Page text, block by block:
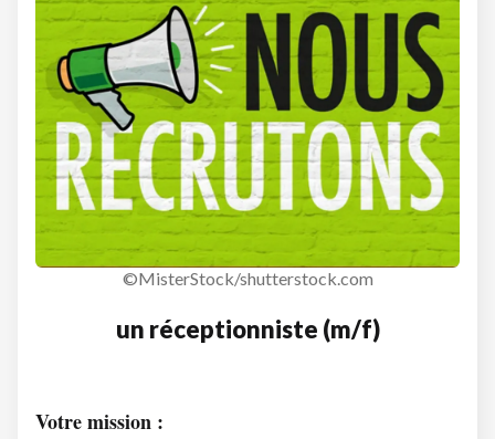
©MisterStock/shutterstock.com
un réceptionniste (m/f)
Votre mission :